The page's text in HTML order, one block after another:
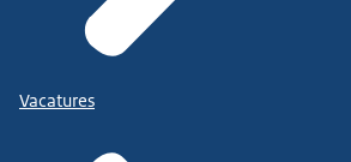
Vacatures